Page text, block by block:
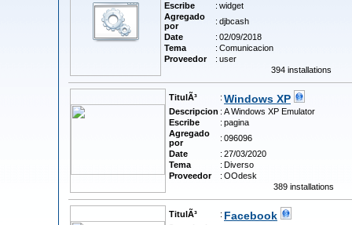
Escribe
: widget
Agregado
por
: djbcash
Date
: 02/09/2018
Tema
: Comunicacion
Proveedor
: user
394 installations
TitulÃ³ : Windows XP
Descripcion : A Windows XP Emulator
Escribe
: pagina
Agregado
por
: 096096
Date
: 27/03/2020
Tema
: Diverso
Proveedor
: OOdesk
389 installations
TitulÃ³ : Facebook